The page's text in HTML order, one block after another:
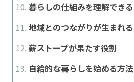
暮らしの仕組みを理解できる
地域とのつながりが生まれる
薪ストーブが果たす役割
自給的な暮らしを始める方法